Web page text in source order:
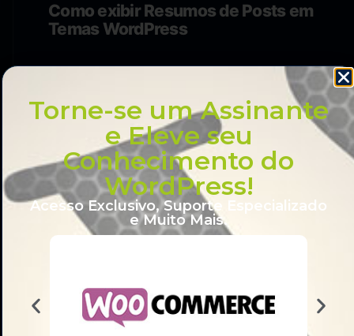
Como exibir Resumos de Posts em
Temas WordPress
TEMAS WORDPRESS
Torne-se um Assinante
e Eleve seu
Conhecimento do
WordPress!
Acesso Exclusivo, Suporte Especializado
e Muito Mais.